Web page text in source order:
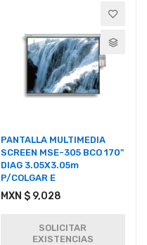
PANTALLA MULTIMEDIA
SCREEN MSE-305 BCO 170"
DIAG 3.05X3.05m
P/COLGAR E
MXN $ 9,028
SOLICITAR
EXISTENCIAS